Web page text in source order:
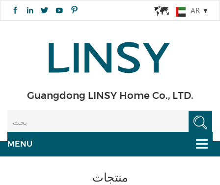
AR
Guangdong LINSY Home Co., LTD.
منتجات